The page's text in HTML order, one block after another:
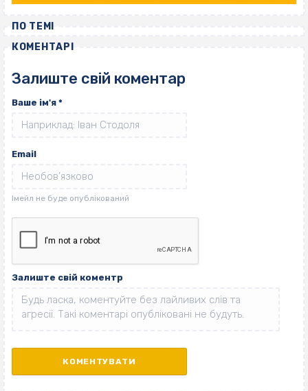
ПО ТЕМІ
КОМЕНТАРІ
Залиште свій коментар
Ваше ім'я *
Email
Залиште свій коментр